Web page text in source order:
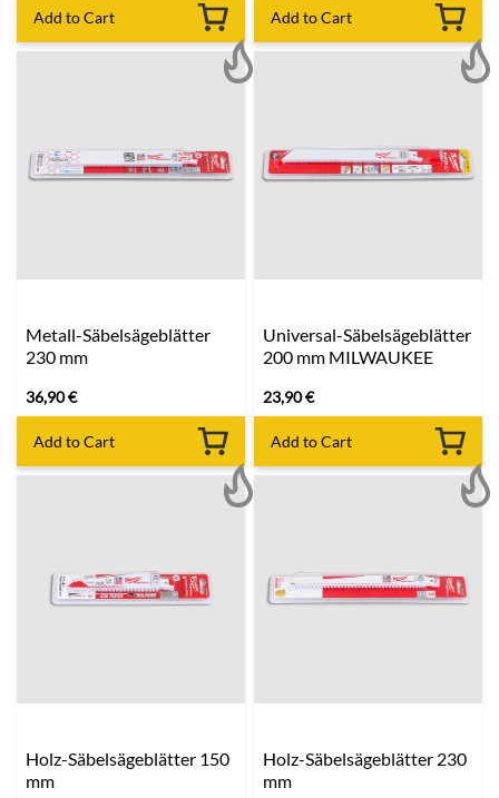
Add to Cart Add to Cart
Metall-Säbelsägeblätter
230 mm
36,90€
Add to Cart
Universal-Säbelsägeblätter
200 mm MILWAUKEE
23,90€
Add to Cart
Holz-Säbelsägeblätter 150
mm
Holz-Säbelsägeblätter 230
mm